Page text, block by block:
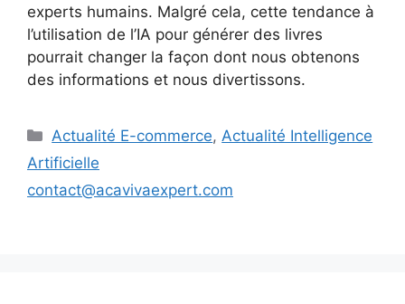
experts humains. Malgré cela, cette tendance à
l’utilisation de l’IA pour générer des livres
pourrait changer la façon dont nous obtenons
des informations et nous divertissons.
Catégories
Actualité E-commerce,Actualité Intelligence
Artificielle
contact@acavivaexpert.com